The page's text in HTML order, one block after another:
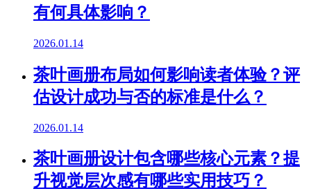
有何具体影响？
2026.01.14
茶叶画册布局如何影响读者体验？评
估设计成功与否的标准是什么？
2026.01.14
茶叶画册设计包含哪些核心元素？提
升视觉层次感有哪些实用技巧？